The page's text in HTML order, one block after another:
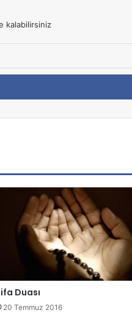
kalabilirsiniz
Duası
20 Temmuz 2016